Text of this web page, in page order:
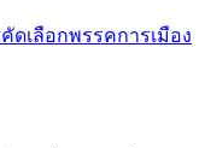
ดเลือกพรรคการเมือง